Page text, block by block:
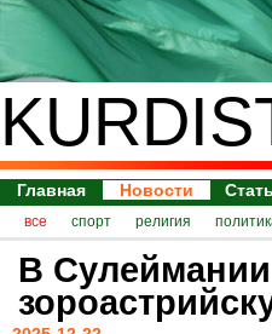
Главная Новости
все спорт религия
В